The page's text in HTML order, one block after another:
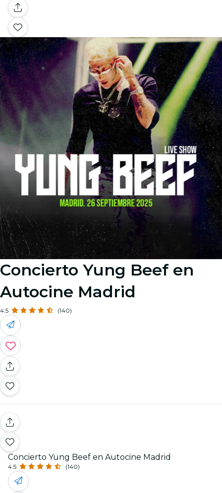
Concierto Yung Beef en
Autocine Madrid
4.5 (140)
Concierto Yung Beef en Autocine Madrid
4.5 (140)